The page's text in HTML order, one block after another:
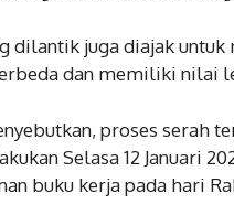
dilantik juga diajak
dan memiliki nilai
proses serah
Selasa 12 Januari
buku kerja pada hari